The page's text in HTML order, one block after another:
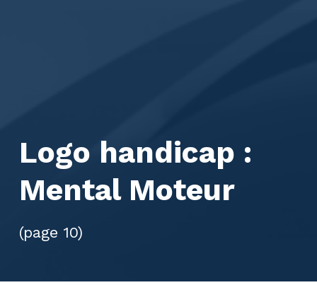
Logo handicap :
Mental Moteur
(page 10)